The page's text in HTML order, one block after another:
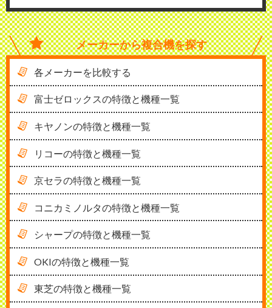
メーカーから複合機を探す
各メーカーを比較する
富士ゼロックスの特徴と機種一覧
キヤノンの特徴と機種一覧
リコーの特徴と機種一覧
京セラの特徴と機種一覧
コニカミノルタの特徴と機種一覧
シャープの特徴と機種一覧
OKIの特徴と機種一覧
東芝の特徴と機種一覧